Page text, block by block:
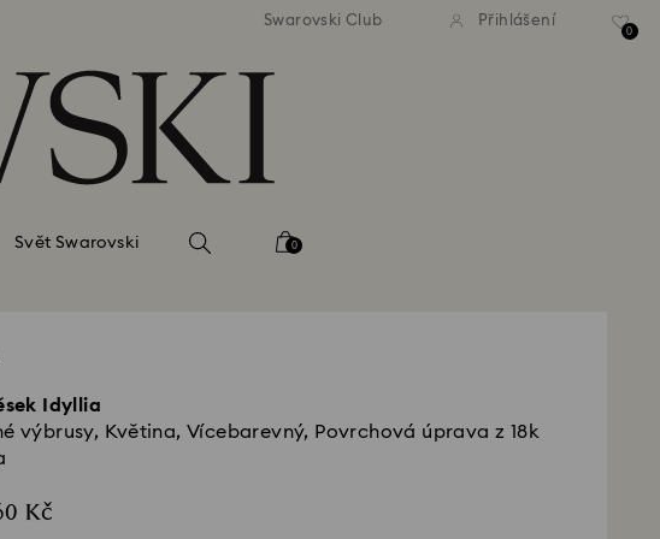
Bezplatné standardní dodání při
objednávce nad 2 460 Kč
Bezplatné standardní
objednávce nad 2 460
Swarovski Club Přihlášení
0
Svět Swarovski 0
Idyllia
výbrusy, Květina, Vícebarevný, Povrchová úprava z 18k
Kč